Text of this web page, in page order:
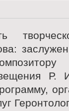
Р.